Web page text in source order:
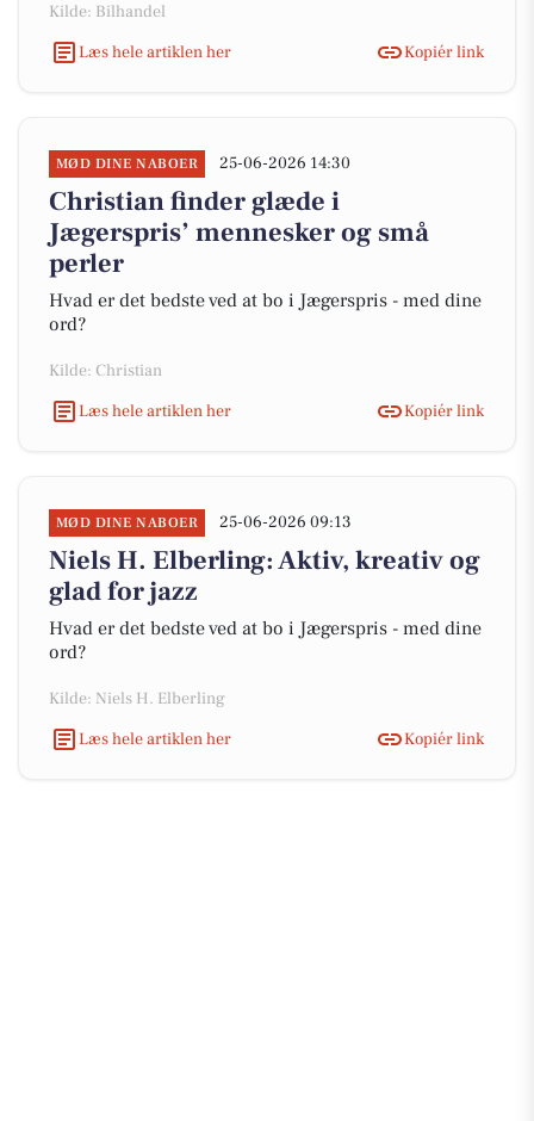
Kilde: Bilhandel
Læs hele artiklen her
Kopiér link
MØD DINE NABOER 25-06-2026 14:30
Christian finder glæde i
Jægerspris’ mennesker og små
perler
Hvad er det bedste ved at bo i Jægerspris - med dine
ord?
Kilde: Christian
Læs hele artiklen her
Kopiér link
MØD DINE NABOER 25-06-2026 09:13
Niels H. Elberling: Aktiv, kreativ og
glad for jazz
Hvad er det bedste ved at bo i Jægerspris - med dine
ord?
Kilde: Niels H. Elberling
Læs hele artiklen her
Kopiér link